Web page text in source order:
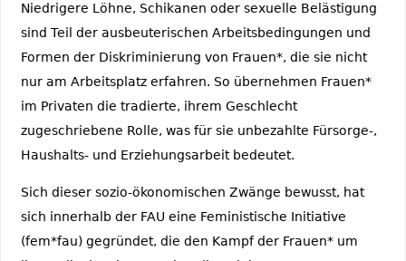
Niedrigere Löhne, Schikanen oder sexuelle Belästigung
sind Teil der ausbeuterischen Arbeitsbedingungen und
Formen der Diskriminierung von Frauen*, die sie nicht
nur am Arbeitsplatz erfahren. So übernehmen Frauen*
im Privaten die tradierte, ihrem Geschlecht
zugeschriebene Rolle, was für sie unbezahlte Fürsorge-,
Haushalts- und Erziehungsarbeit bedeutet.
Sich dieser sozio-ökonomischen Zwänge bewusst, hat
sich innerhalb der FAU eine Feministische Initiative
(fem*fau) gegründet, die den Kampf der Frauen* um